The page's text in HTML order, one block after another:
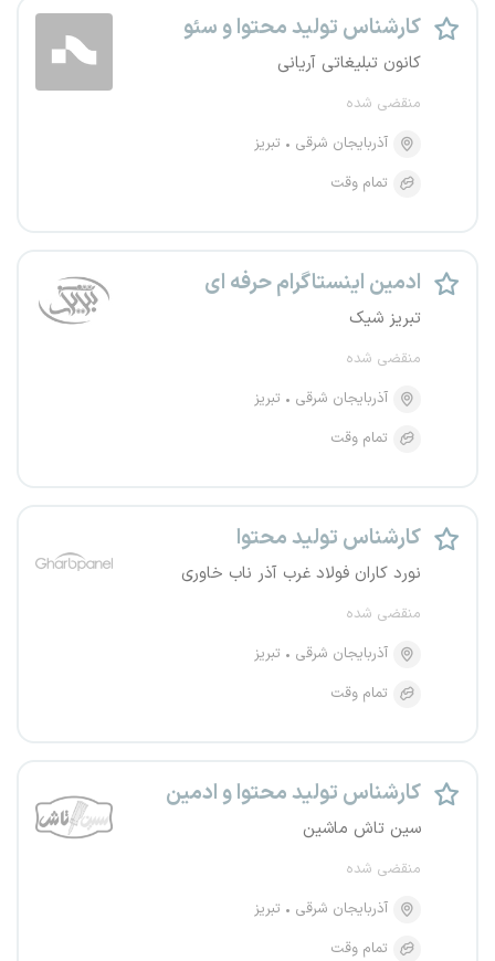
کارشناس تولید محتوا و سئو
کانون تبلیغاتی آریانی
منقضی شده
آذربایجان شرقی
تبریز
تمام وقت
ادمین اینستاگرام حرفه ای
تبریز شیک
منقضی شده
آذربایجان شرقی
تبریز
تمام وقت
کارشناس تولید محتوا
نورد کاران فولاد غرب آذر ناب خاوری
منقضی شده
آذربایجان شرقی
تبریز
تمام وقت
کارشناس تولید محتوا و ادمین
سین تاش ماشین
منقضی شده
آذربایجان شرقی
تبریز
تمام وقت